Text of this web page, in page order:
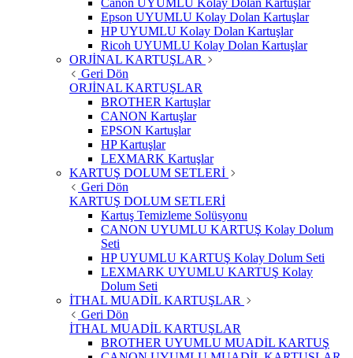
Canon UYUMLU Kolay Dolan Kartuşlar
Epson UYUMLU Kolay Dolan Kartuşlar
HP UYUMLU Kolay Dolan Kartuşlar
Ricoh UYUMLU Kolay Dolan Kartuşlar
ORJİNAL KARTUŞLAR
Geri Dön
ORJİNAL KARTUŞLAR
BROTHER Kartuşlar
CANON Kartuşlar
EPSON Kartuşlar
HP Kartuşlar
LEXMARK Kartuşlar
KARTUŞ DOLUM SETLERİ
Geri Dön
KARTUŞ DOLUM SETLERİ
Kartuş Temizleme Solüsyonu
CANON UYUMLU KARTUŞ Kolay Dolum
Seti
HP UYUMLU KARTUŞ Kolay Dolum Seti
LEXMARK UYUMLU KARTUŞ Kolay
Dolum Seti
İTHAL MUADİL KARTUŞLAR
Geri Dön
İTHAL MUADİL KARTUŞLAR
BROTHER UYUMLU MUADİL KARTUŞ